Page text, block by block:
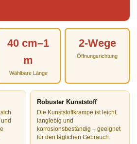
40 cm–1
m
Wählbare Länge
2-Wege
Öffnungsrichtung
Robuster Kunststoff
Die Kunststoffkrampe ist leicht,
langlebig und
korrosionsbeständig – geeignet
für den täglichen Gebrauch.